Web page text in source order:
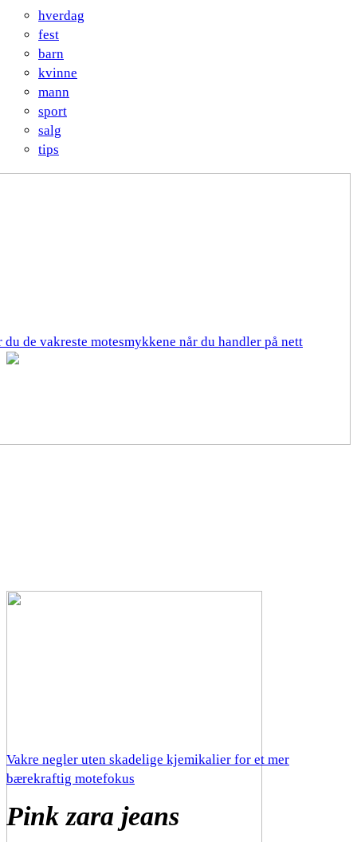
hverdag
fest
barn
kvinne
mann
sport
salg
tips
de vakreste motesmykkene når du handler på nett
Vakre negler uten skadelige kjemikalier for et mer
bærekraftig motefokus
Pink zara jeans